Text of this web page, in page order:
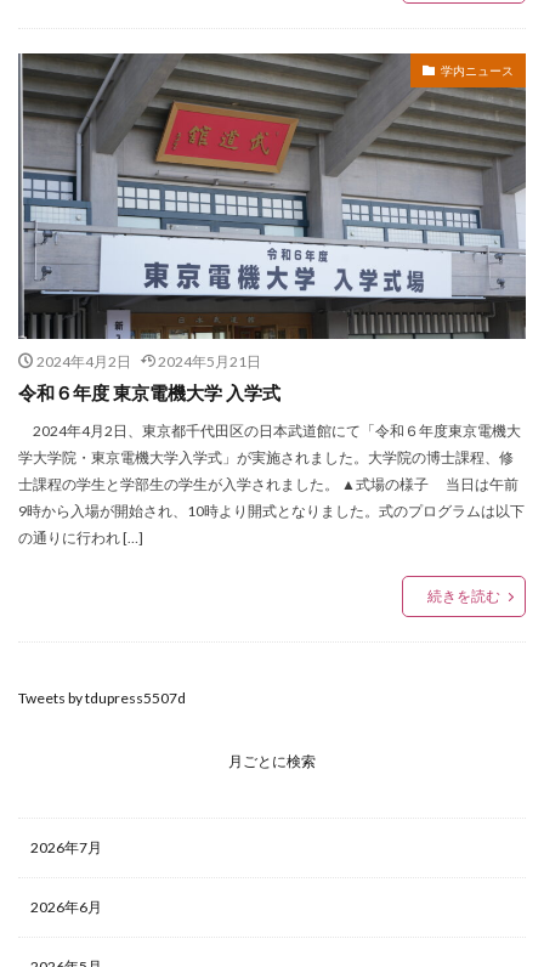
学内ニュース
2024年4月2日 2024年5月21日
令和６年度 東京電機大学 入学式
2024年4月2日、東京都千代田区の日本武道館にて「令和６年度東京電機大
学大学院・東京電機大学入学式」が実施されました。大学院の博士課程、修
士課程の学生と学部生の学生が入学されました。 ▲式場の様子 当日は午前
9時から入場が開始され、10時より開式となりました。式のプログラムは以下
の通りに行われ […]
続きを読む
Tweets by tdupress5507d
月ごとに検索
2026年7月
2026年6月